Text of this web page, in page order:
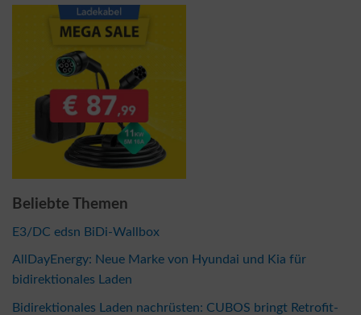
Beliebte Themen
E3/DC edsn BiDi-Wallbox
AllDayEnergy: Neue Marke von Hyundai und Kia für
bidirektionales Laden
Bidirektionales Laden nachrüsten: CUBOS bringt Retrofit-